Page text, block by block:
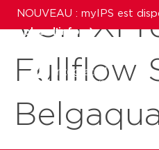
NOUVEAU : myIPS est
plus d’infos
fermer
VSH
Fullflow